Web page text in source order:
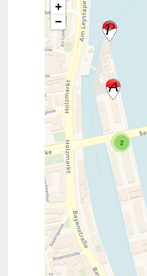
Travelers' Map wird
geladen …
Wenn du dies siehst,
nachdem deine Seite
vollständig geladen
wurde, fehlen leafletJS-
Dateien.
2
+
−